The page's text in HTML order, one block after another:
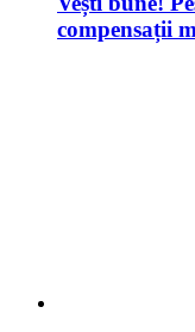
compensații